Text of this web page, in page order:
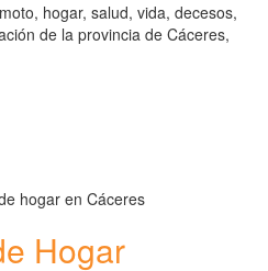
hogar, salud, vida, decesos,
de la provincia de Cáceres,
Hogar